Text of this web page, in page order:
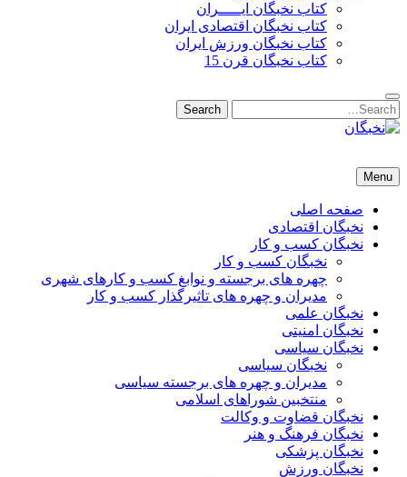
کتاب نخبگان ایـــــران
کتاب نخبگان اقتصادی ایران
کتاب نخبگان ورزش ایران
کتاب نخبگان قرن 15
Search
for:
Search
نخبگان تایمز/ کتاب نخبگان + پورتال رسمی کتاب نخبگان ایران –
ورزش ایران – کتاب نخبگان کسب و کار ایران – کتاب نخبگان ایران
Menu
صفحه اصلی
نخبگان اقتصادی
نخبگان کسب و کار
نخبگان کسب و کار
چهره های برجسته و نوابغ کسب و کارهای شهری
مدیران و چهره های تاثیرگذار کسب و کار
نخبگان علمی
نخبگان امنیتی
نخبگان سیاسی
نخبگان سیاسی
مدیران و چهره های برجسته سیاسی
منتخبین شوراهای اسلامی
نخبگان قضاوت و وکالت
نخبگان فرهنگ و هنر
نخبگان پزشکی
نخبگان ورزش